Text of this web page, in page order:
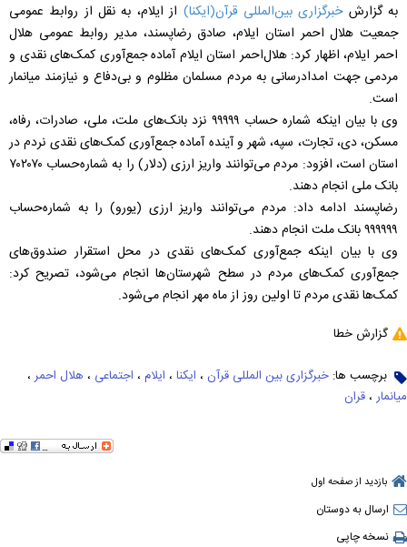
به گزارشخبرگزاری بین‌المللی قرآن‌(ایکنا) از ایلام، به نقل از روابط عمومی
جمعیت هلال احمر استان ایلام، صادق رضاپسند، مدیر روابط عمومی هلال
احمر ایلام، اظهار کرد: هلال‌احمر استان ایلام آماده جمع‌آوری کمک‌های نقدی و
مردمی جهت امدادرسانی به مردم مسلمان مظلوم و بی‌دفاع و نیازمند میانمار
است.
وی با بیان اینکه شماره‌ حساب ۹۹۹۹۹ نزد بانک‌های ملت، ملی، صادرات، رفاه،
مسکن، دی، تجارت، سپه، شهر و آینده آماده جمع‌آوری کمک‌های نقدی نردم در
استان است، افزود: مردم می‌توانند واریز ارزی (دلار) را به شماره‌حساب ۷۰۲۰۷۰
بانک ملی انجام دهند.
رضاپسند ادامه داد: مردم می‌توانند واریز ارزی (یورو) را به شماره‌حساب
۹۹۹۹۹۹ بانک ملت انجام دهند.
وی با بیان اینکه جمع‌آوری کمک‌های نقدی در محل استقرار صندوق‌های
جمع‌آوری کمک‌های مردم در سطح شهرستان‌ها انجام می‌شود، تصریح کرد:
کمک‌ها نقدی مردم تا اولین روز از ماه مهر انجام می‌شود.
گزارش خطا
برچسب ها: خبرگزاری بین المللی قرآن ، ایکنا ، ایلام ، اجتماعی ، هلال احمر ،
میانمار ، قران
بازدید از صفحه اول
ارسال به دوستان
نسخه چاپی